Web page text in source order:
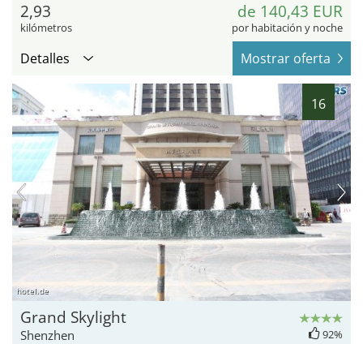
2,93
kilómetros
de 140,43 EUR
por habitación y noche
Detalles Mostrar oferta
16
hotel.de
Grand Skylight
Shenzhen 92%